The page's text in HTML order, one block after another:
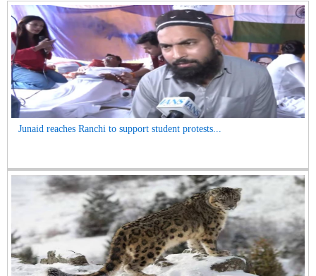
Junaid reaches Ranchi to support student protests...